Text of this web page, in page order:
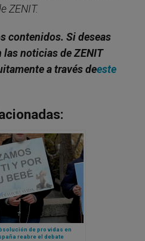
ZENIT.
contenidos. Si deseas
noticias de ZENIT
a través deeste
de pro vidas en
reabre el debate